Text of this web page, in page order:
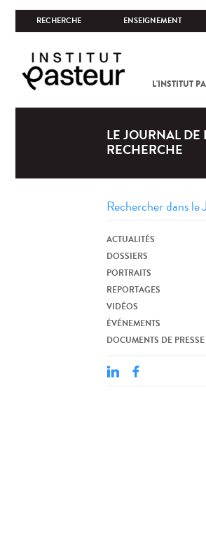
RECHERCHE ENSEIGNEMENT
L'INSTITUT
LE JOURNAL DE
RECHERCHE
ACTUALITÉS
DOSSIERS
PORTRAITS
REPORTAGES
VIDÉOS
ÉVÉNEMENTS
DOCUMENTS DE PRESSE